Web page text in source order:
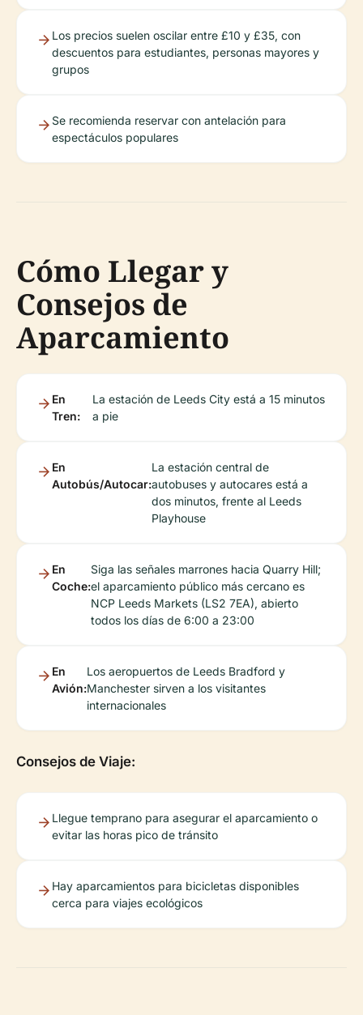
Los precios suelen oscilar entre £10 y £35, con
descuentos para estudiantes, personas mayores y
grupos
Se recomienda reservar con antelación para
espectáculos populares
Cómo Llegar y
Consejos de
Aparcamiento
En
Tren:
La estación de Leeds City está a 15 minutos
a pie
En
Autobús/Autocar:
La estación central de
autobuses y autocares está a
dos minutos, frente al Leeds
Playhouse
En
Coche:
Siga las señales marrones hacia Quarry Hill;
el aparcamiento público más cercano es
NCP Leeds Markets (LS2 7EA), abierto
todos los días de 6:00 a 23:00
En
Avión:
Los aeropuertos de Leeds Bradford y
Manchester sirven a los visitantes
internacionales
Consejos de Viaje:
Llegue temprano para asegurar el aparcamiento o
evitar las horas pico de tránsito
Hay aparcamientos para bicicletas disponibles
cerca para viajes ecológicos